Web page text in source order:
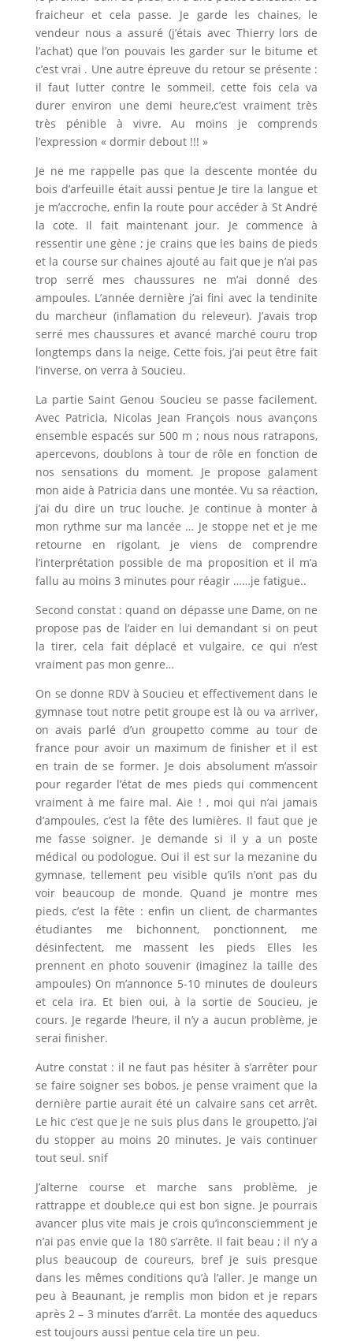
fraicheur et cela passe. Je garde les chaines, le
vendeur nous a assuré (j’étais avec Thierry lors de
l’achat) que l’on pouvais les garder sur le bitume et
c’est vrai . Une autre épreuve du retour se présente :
il faut lutter contre le sommeil, cette fois cela va
durer environ une demi heure,c’est vraiment très
très pénible à vivre. Au moins je comprends
l’expression « dormir debout !!! »
Je ne me rappelle pas que la descente montée du
bois d’arfeuille était aussi pentue Je tire la langue et
je m’accroche, enfin la route pour accéder à St André
la cote. Il fait maintenant jour. Je commence à
ressentir une gène ; je crains que les bains de pieds
et la course sur chaines ajouté au fait que je n’ai pas
trop serré mes chaussures ne m’ai donné des
ampoules. L’année dernière j’ai fini avec la tendinite
du marcheur (inflamation du releveur). J’avais trop
serré mes chaussures et avancé marché couru trop
longtemps dans la neige, Cette fois, j’ai peut être fait
l’inverse, on verra à Soucieu.
La partie Saint Genou Soucieu se passe facilement.
Avec Patricia, Nicolas Jean François nous avançons
ensemble espacés sur 500 m ; nous nous ratrapons,
apercevons, doublons à tour de rôle en fonction de
nos sensations du moment. Je propose galament
mon aide à Patricia dans une montée. Vu sa réaction,
j’ai du dire un truc louche. Je continue à monter à
mon rythme sur ma lancée … Je stoppe net et je me
retourne en rigolant, je viens de comprendre
l’interprétation possible de ma proposition et il m’a
fallu au moins 3 minutes pour réagir ……je fatigue..
Second constat : quand on dépasse une Dame, on ne
propose pas de l’aider en lui demandant si on peut
la tirer, cela fait déplacé et vulgaire, ce qui n’est
vraiment pas mon genre…
On se donne RDV à Soucieu et effectivement dans le
gymnase tout notre petit groupe est là ou va arriver,
on avais parlé d’un groupetto comme au tour de
france pour avoir un maximum de finisher et il est
en train de se former. Je dois absolument m’assoir
pour regarder l’état de mes pieds qui commencent
vraiment à me faire mal. Aie ! , moi qui n’ai jamais
d’ampoules, c’est la fête des lumières. Il faut que je
me fasse soigner. Je demande si il y a un poste
médical ou podologue. Oui il est sur la mezanine du
gymnase, tellement peu visible qu’ils n’ont pas du
voir beaucoup de monde. Quand je montre mes
pieds, c’est la fête : enfin un client, de charmantes
étudiantes me bichonnent, ponctionnent, me
désinfectent, me massent les pieds Elles les
prennent en photo souvenir (imaginez la taille des
ampoules) On m’annonce 5-10 minutes de douleurs
et cela ira. Et bien oui, à la sortie de Soucieu, je
cours. Je regarde l’heure, il n’y a aucun problème, je
serai finisher.
Autre constat : il ne faut pas hésiter à s’arrêter pour
se faire soigner ses bobos, je pense vraiment que la
dernière partie aurait été un calvaire sans cet arrêt.
Le hic c’est que je ne suis plus dans le groupetto, j’ai
du stopper au moins 20 minutes. Je vais continuer
tout seul. snif
J’alterne course et marche sans problème, je
rattrappe et double,ce qui est bon signe. Je pourrais
avancer plus vite mais je crois qu’inconsciemment je
n’ai pas envie que la 180 s’arrête. Il fait beau ; il n’y a
plus beaucoup de coureurs, bref je suis presque
dans les mêmes conditions qu’à l’aller. Je mange un
peu à Beaunant, je remplis mon bidon et je repars
après 2 – 3 minutes d’arrêt. La montée des aqueducs
est toujours aussi pentue cela tire un peu.